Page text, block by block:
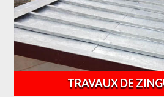
TRAVAUX DE